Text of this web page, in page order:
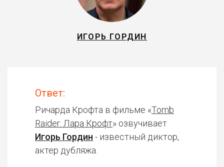
ИГОРЬ ГОРДИН
Ответ:
Ричарда Крофта в фильме «Tomb
Raider: Лара Крофт» озвучивает
Игорь Гордин - известный диктор,
актер дубляжа.